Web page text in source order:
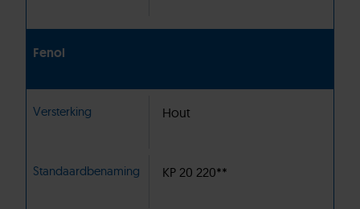
Fenol
Versterking Hout
Standaardbenaming KP 20 220**